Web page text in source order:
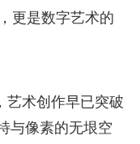
更是数字艺术的
艺术创作早已突破
与像素的无垠空